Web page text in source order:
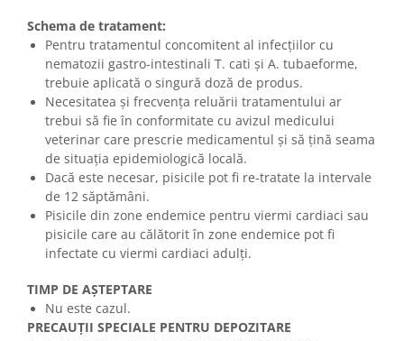
Schema de tratament:
Pentru tratamentul concomitent al infecțiilor cu
nematozii gastro-intestinali T. cati și A. tubaeforme,
trebuie aplicată o singură doză de produs.
Necesitatea și frecvența reluării tratamentului ar
trebui să fie în conformitate cu avizul medicului
veterinar care prescrie medicamentul și să țină seama
de situația epidemiologică locală.
Dacă este necesar, pisicile pot fi re-tratate la intervale
de 12 săptămâni.
Pisicile din zone endemice pentru viermi cardiaci sau
pisicile care au călătorit în zone endemice pot fi
infectate cu viermi cardiaci adulți.
TIMP DE AȘTEPTARE
Nu este cazul.
PRECAUȚII SPECIALE PENTRU DEPOZITARE